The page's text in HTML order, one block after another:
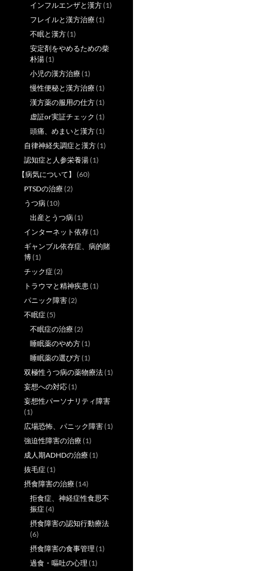
インフルエンザと漢方(1)
フレイルと漢方治療(1)
不眠と漢方(1)
安定剤をやめるための柴
朴湯(1)
小児の漢方治療(1)
慢性便秘と漢方治療(1)
漢方薬の服用の仕方(1)
虚証or実証チェック (1)
頭痛、めまいと漢方(1)
自律神経失調症と漢方(1)
認知症と人参栄養湯(1)
【病気について】
(60)
PTSDの治療(2)
うつ病(10)
出産とうつ病(1)
インターネット依存(1)
ギャンブル依存症、病的賭
博(1)
チック症(2)
トラウマと精神疾患 (1)
パニック障害(2)
不眠症(5)
不眠症の治療(2)
睡眠薬のやめ方(1)
睡眠薬の選び方(1)
双極性うつ病の薬物療法(1)
妄想への対応(1)
妄想性パーソナリティ障害
(1)
広場恐怖、パニック障害(1)
強迫性障害の治療(1)
成人期ADHDの治療(1)
抜毛症(1)
摂食障害の治療(14)
拒食症、神経症性食思不
振症(4)
摂食障害の認知行動療法
(6)
摂食障害の食事管理 (1)
過食・嘔吐の心理 (1)